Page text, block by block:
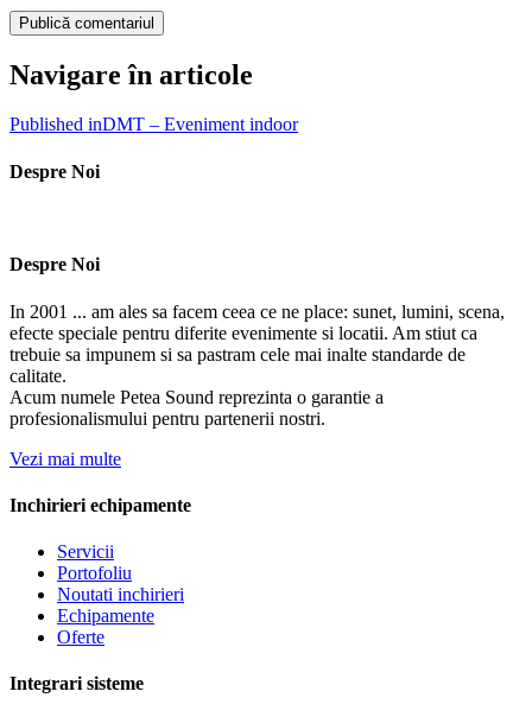
Navigare în articole
Published inDMT – Eveniment indoor
Despre Noi
Despre Noi
In 2001 ... am ales sa facem ceea ce ne place: sunet, lumini, scena,
efecte speciale pentru diferite evenimente si locatii. Am stiut ca
trebuie sa impunem si sa pastram cele mai inalte standarde de
calitate.
Acum numele Petea Sound reprezinta o garantie a
profesionalismului pentru partenerii nostri.
Vezi mai multe
Inchirieri echipamente
Servicii
Portofoliu
Noutati inchirieri
Echipamente
Oferte
Integrari sisteme